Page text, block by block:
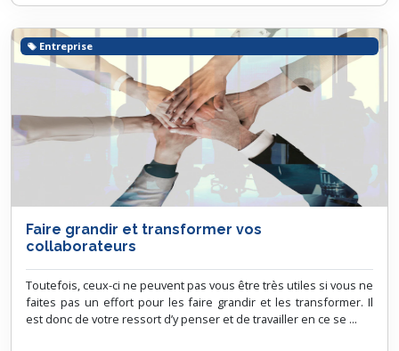
Faire grandir et transformer vos
collaborateurs
Toutefois, ceux-ci ne peuvent pas vous être très utiles si vous ne
faites pas un effort pour les faire grandir et les transformer. Il
est donc de votre ressort d’y penser et de travailler en ce se ...
Entreprise